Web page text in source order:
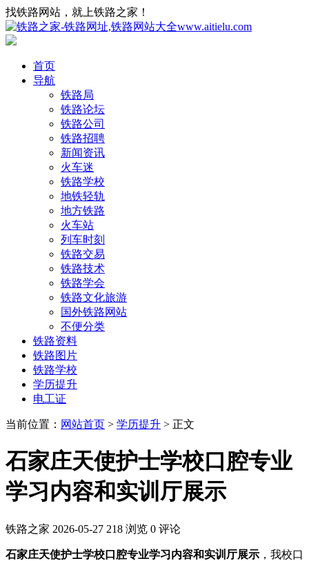
找铁路网站，就上铁路之家！
首页
导航
铁路局
铁路论坛
铁路公司
铁路招聘
新闻资讯
火车迷
铁路学校
地铁轻轨
地方铁路
火车站
列车时刻
铁路交易
铁路技术
铁路学会
铁路文化旅游
国外铁路网站
不便分类
铁路资料
铁路图片
铁路学校
学历提升
电工证
当前位置： 网站首页 > 学历提升 > 正文
石家庄天使护士学校口腔专业
学习内容和实训厅展示
铁路之家 2026-05-27 218 浏览 0 评论
石家庄天使护士学校口腔专业学习内容和实训厅展示 ，我校口